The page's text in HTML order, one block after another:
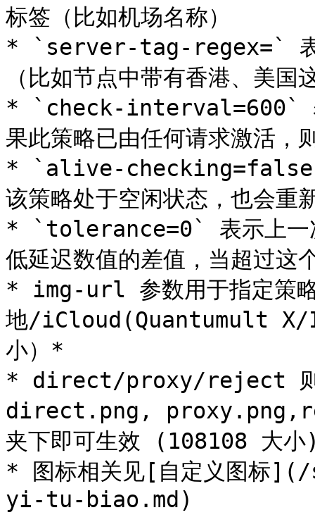
标签（比如机场名称）
* `server-tag-regex=` 表示
（比如节点中带有香港、美国
* `check-interval=600` 表
果此策略已由任何请求激活，
* `alive-checking=false`
该策略处于空闲状态，也会重
* `tolerance=0` 表示上一次
低延迟数值的差值，当超过这
* img-url 参数用于指定策略
地/iCloud(Quantumult X/
小）*
* direct/proxy/reject 则只
direct.png,
夹下即可生效 (108108 大
* 图标相关见[自定义图
yi-tu-biao.md)